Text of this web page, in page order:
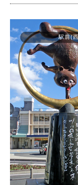
駅前(